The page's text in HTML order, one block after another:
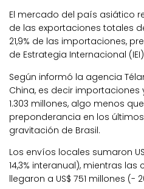
El mercado del país asiático
de las exportaciones totales
21,9% de las importaciones,
de Estrategia Internacional
Según informó la agencia
China, es decir importaciones
1.303 millones, algo menos
preponderancia en los
gravitación de Brasil.
Los envíos locales sumaron
14,3% interanual), mientras
llegaron a US$ 751 millones (-